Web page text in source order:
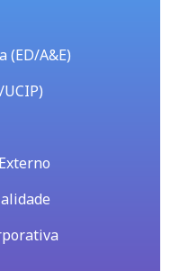
A&E)